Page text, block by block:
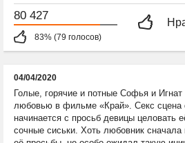
80 427
83% (79 голосов)
04/04/2020
Голые, горячие и потные Софья и Игнат
любовью в фильме «Край». Секс
начинается с просьб девицы целовать
сочные сиськи. Хоть любовник